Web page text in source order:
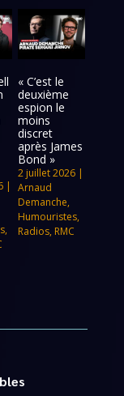
|
,
« C’est le
deuxième
espion le
moins
discret
après James
Bond »
2 juillet 2026 |
Arnaud
Demanche,
Humouristes,
Radios, RMC